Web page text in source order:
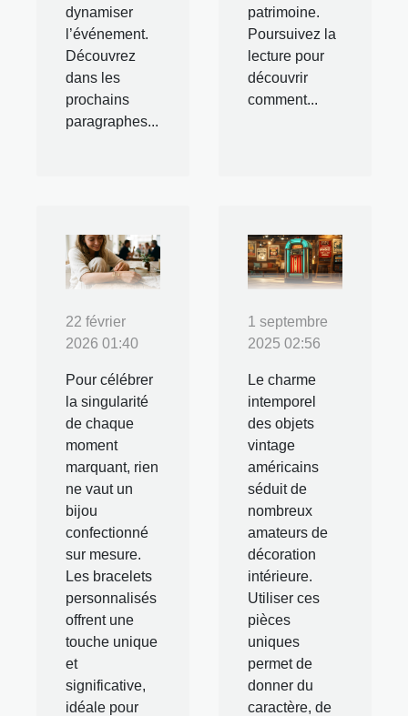
dynamiser
l’événement.
Découvrez
dans les
prochains
paragraphes...
patrimoine.
Poursuivez la
lecture pour
découvrir
comment...
22 février
2026 01:40
Pour célébrer
la singularité
de chaque
moment
marquant, rien
ne vaut un
bijou
confectionné
sur mesure.
Les bracelets
personnalisés
offrent une
touche unique
et
significative,
idéale pour
1 septembre
2025 02:56
Le charme
intemporel
des objets
vintage
américains
séduit de
nombreux
amateurs de
décoration
intérieure.
Utiliser ces
pièces
uniques
permet de
donner du
caractère, de